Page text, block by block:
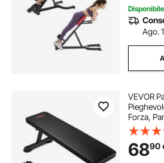
Disponibile
Ago.
VEVOR
Forza,
kg per
Addominali
6890